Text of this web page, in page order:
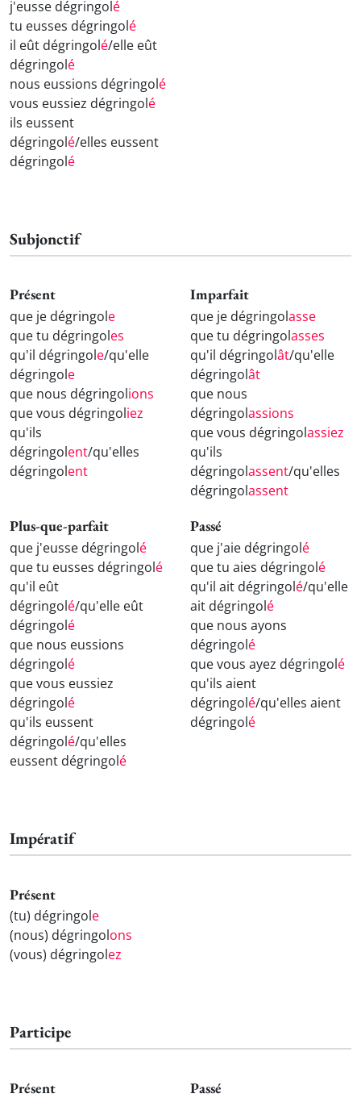
j'eusse dégringolé
tu eusses dégringolé
il eût dégringolé/elle eût
dégringolé
nous eussions dégringolé
vous eussiez dégringolé
ils eussent
dégringolé/elles eussent
dégringolé
Subjonctif
Présent
que je dégringole
que tu dégringoles
qu'il dégringole/qu'elle
dégringole
que nous dégringolions
que vous dégringoliez
qu'ils
dégringolent/qu'elles
dégringolent
Imparfait
que je dégringolasse
que tu dégringolasses
qu'il dégringolât/qu'elle
dégringolât
que nous
dégringolassions
que vous dégringolassiez
qu'ils
dégringolassent/qu'elles
dégringolassent
Plus-que-parfait
que j'eusse dégringolé
que tu eusses dégringolé
qu'il eût
dégringolé/qu'elle eût
dégringolé
que nous eussions
dégringolé
que vous eussiez
dégringolé
qu'ils eussent
dégringolé/qu'elles
eussent dégringolé
Passé
que j'aie dégringolé
que tu aies dégringolé
qu'il ait dégringolé/qu'elle
ait dégringolé
que nous ayons
dégringolé
que vous ayez dégringolé
qu'ils aient
dégringolé/qu'elles aient
dégringolé
Impératif
Présent
(tu) dégringole
(nous) dégringolons
(vous) dégringolez
Participe
Présent Passé